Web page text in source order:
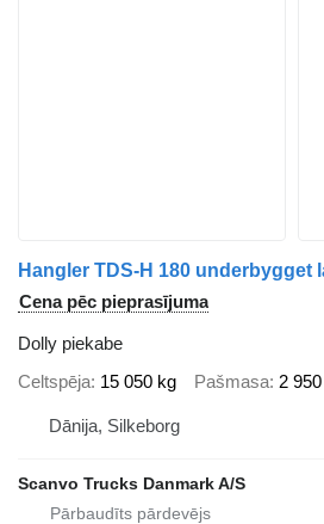
Hangler TDS-H 180 underbygget
Cena pēc pieprasījuma
Dolly piekabe
Celtspēja 15 050 kg Pašmasa 2
Dānija, Silkeborg
Scanvo Trucks Danmark A/S